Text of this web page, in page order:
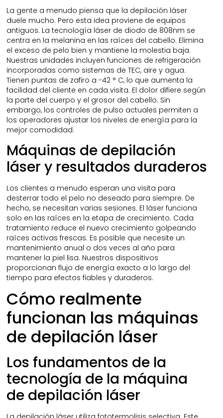
La gente a menudo piensa que la depilación láser
duele mucho. Pero esta idea proviene de equipos
antiguos. La tecnología láser de diodo de 808nm se
centra en la melanina en las raíces del cabello. Elimina
el exceso de pelo bien y mantiene la molestia baja.
Nuestras unidades incluyen funciones de refrigeración
incorporadas como sistemas de TEC, aire y agua.
Tienen puntas de zafiro a -42 ° C, lo que aumenta la
facilidad del cliente en cada visita. El dolor difiere según
la parte del cuerpo y el grosor del cabello. Sin
embargo, los controles de pulso actuales permiten a
los operadores ajustar los niveles de energía para la
mejor comodidad.
Máquinas de depilación
láser y resultados duraderos
Los clientes a menudo esperan una visita para
desterrar todo el pelo no deseado para siempre. De
hecho, se necesitan varias sesiones. El láser funciona
solo en las raíces en la etapa de crecimiento. Cada
tratamiento reduce el nuevo crecimiento golpeando
raíces activas frescas. Es posible que necesite un
mantenimiento anual o dos veces al año para
mantener la piel lisa. Nuestros dispositivos
proporcionan flujo de energía exacto a lo largo del
tiempo para efectos fiables y duraderos.
Cómo realmente
funcionan las máquinas
de depilación láser
Los fundamentos de la
tecnología de la máquina
de depilación láser